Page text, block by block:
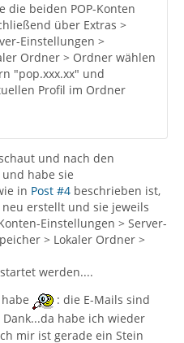
die beiden POP-Konten
über Extras >
Einstellungen >
Ordner > Ordner wählen
"pop.xxx.xx" und
Profil im Ordner
und nach den
habe sie
in Post #4 beschrieben ist,
erstellt und sie jeweils
Einstellungen > Server-
> Lokaler Ordner >
werden....
: die E-Mails sind
habe ich wieder
mir ist gerade ein Stein